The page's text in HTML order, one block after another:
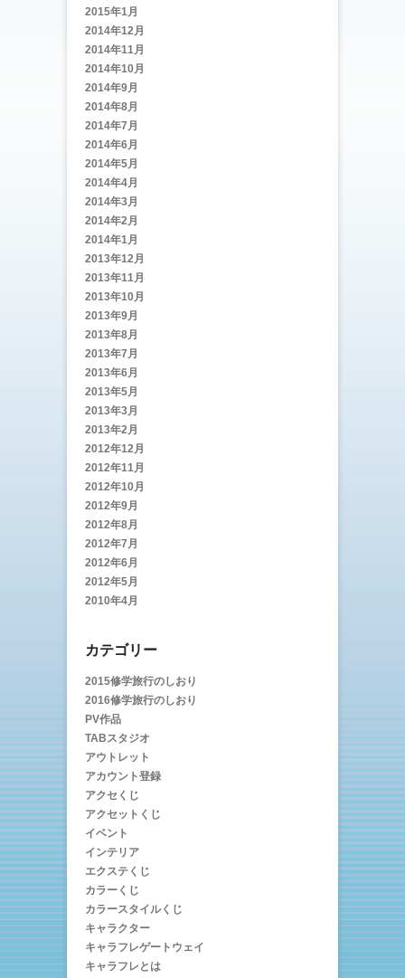
2015年1月
2014年12月
2014年11月
2014年10月
2014年9月
2014年8月
2014年7月
2014年6月
2014年5月
2014年4月
2014年3月
2014年2月
2014年1月
2013年12月
2013年11月
2013年10月
2013年9月
2013年8月
2013年7月
2013年6月
2013年5月
2013年3月
2013年2月
2012年12月
2012年11月
2012年10月
2012年9月
2012年8月
2012年7月
2012年6月
2012年5月
2010年4月
カテゴリー
2015修学旅行のしおり
2016修学旅行のしおり
PV作品
TABスタジオ
アウトレット
アカウント登録
アクセくじ
アクセットくじ
イベント
インテリア
エクステくじ
カラーくじ
カラースタイルくじ
キャラクター
キャラフレゲートウェイ
キャラフレとは